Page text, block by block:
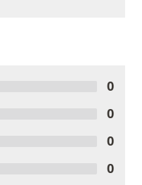
0
0
0
0